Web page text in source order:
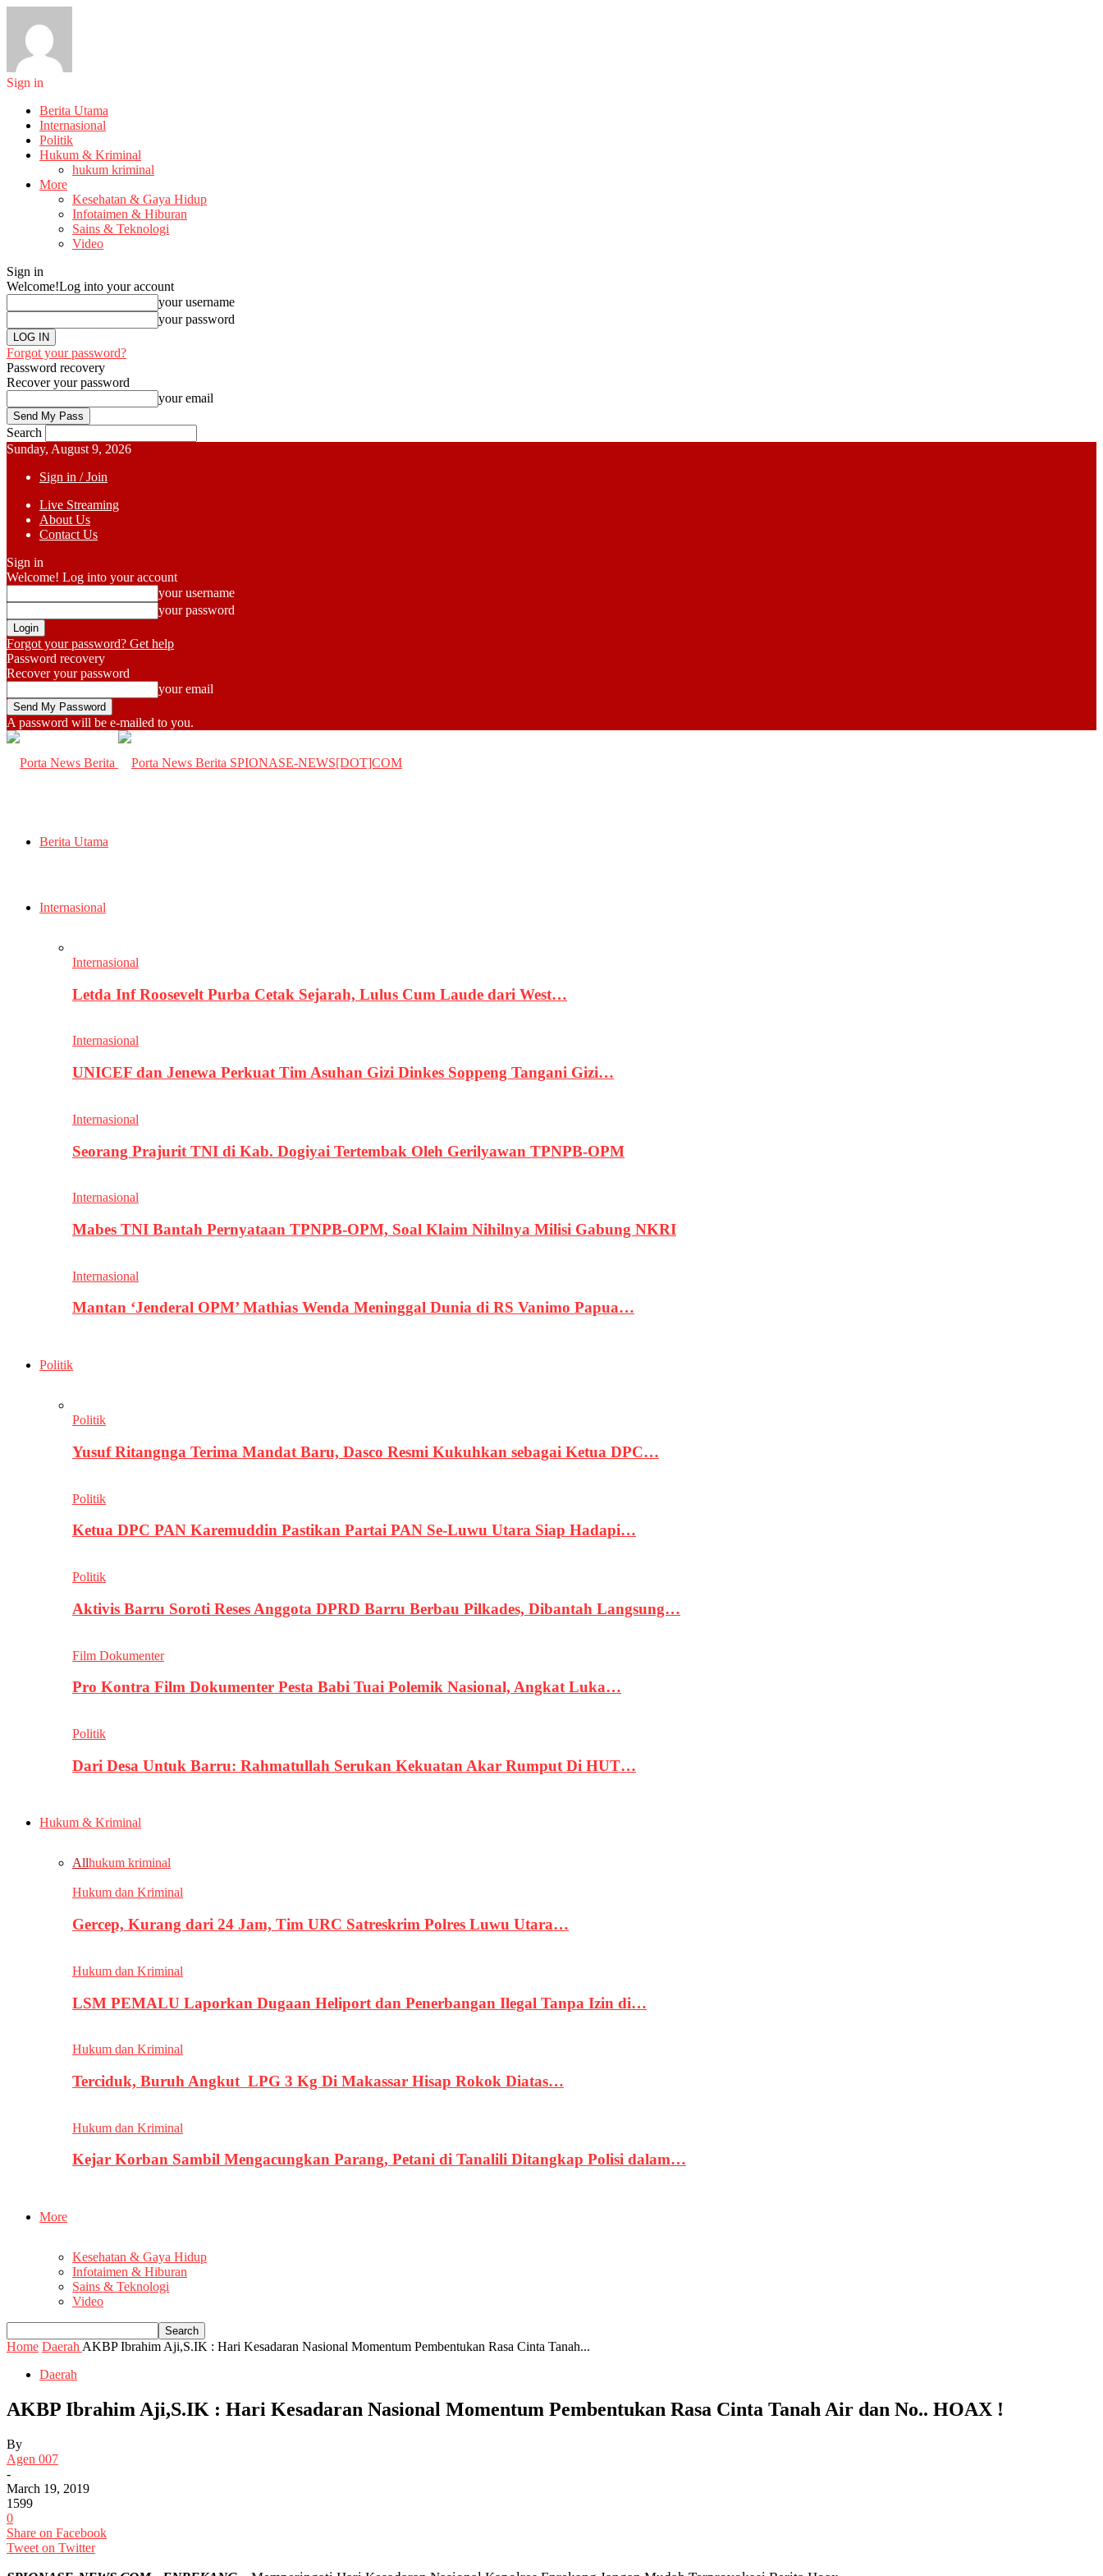
Sign in
Berita Utama
Internasional
Politik
Hukum & Kriminal
hukum kriminal
More
Kesehatan & Gaya Hidup
Infotaimen & Hiburan
Sains & Teknologi
Video
Sign in
Welcome!Log into your account
your username
your password
Forgot your password?
Password recovery
Recover your password
your email
Search
Sunday, August 9, 2026
Sign in / Join
Live Streaming
About Us
Contact Us
Sign in
Welcome! Log into your account
your username
your password
Forgot your password? Get help
Password recovery
Recover your password
your email
A password will be e-mailed to you.
SPIONASE-NEWS[DOT]COM
Berita Utama
Internasional
Internasional
Letda Inf Roosevelt Purba Cetak Sejarah, Lulus Cum Laude dari West…
Internasional
UNICEF dan Jenewa Perkuat Tim Asuhan Gizi Dinkes Soppeng Tangani Gizi…
Internasional
Seorang Prajurit TNI di Kab. Dogiyai Tertembak Oleh Gerilyawan TPNPB-OPM
Internasional
Mabes TNI Bantah Pernyataan TPNPB-OPM, Soal Klaim Nihilnya Milisi Gabung NKRI
Internasional
Mantan ‘Jenderal OPM’ Mathias Wenda Meninggal Dunia di RS Vanimo Papua…
Politik
Politik
Yusuf Ritangnga Terima Mandat Baru, Dasco Resmi Kukuhkan sebagai Ketua DPC…
Politik
Ketua DPC PAN Karemuddin Pastikan Partai PAN Se-Luwu Utara Siap Hadapi…
Politik
Aktivis Barru Soroti Reses Anggota DPRD Barru Berbau Pilkades, Dibantah Langsung…
Film Dokumenter
Pro Kontra Film Dokumenter Pesta Babi Tuai Polemik Nasional, Angkat Luka…
Politik
Dari Desa Untuk Barru: Rahmatullah Serukan Kekuatan Akar Rumput Di HUT…
Hukum & Kriminal
Allhukum kriminal
Hukum dan Kriminal
Gercep, Kurang dari 24 Jam, Tim URC Satreskrim Polres Luwu Utara…
Hukum dan Kriminal
LSM PEMALU Laporkan Dugaan Heliport dan Penerbangan Ilegal Tanpa Izin di…
Hukum dan Kriminal
Terciduk, Buruh Angkut LPG 3 Kg Di Makassar Hisap Rokok Diatas…
Hukum dan Kriminal
Kejar Korban Sambil Mengacungkan Parang, Petani di Tanalili Ditangkap Polisi dalam…
More
Kesehatan & Gaya Hidup
Infotaimen & Hiburan
Sains & Teknologi
Video
Home Daerah AKBP Ibrahim Aji,S.IK : Hari Kesadaran Nasional Momentum Pembentukan Rasa Cinta Tanah...
Daerah
AKBP Ibrahim Aji,S.IK : Hari Kesadaran Nasional Momentum Pembentukan Rasa Cinta Tanah Air dan No.. HOAX !
By
Agen 007
-
March 19, 2019
1599
0
Share on Facebook
Tweet on Twitter